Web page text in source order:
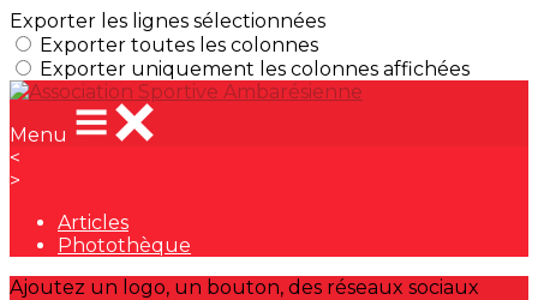
Exporter les lignes sélectionnées
Exporter toutes les colonnes
Exporter uniquement les colonnes affichées
Menu
<
>
Articles
Photothèque
Ajoutez un logo, un bouton, des réseaux sociaux